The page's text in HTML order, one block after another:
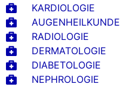
KARDIOLOGIE
AUGENHEILKUNDE
RADIOLOGIE
DERMATOLOGIE
DIABETOLOGIE
NEPHROLOGIE